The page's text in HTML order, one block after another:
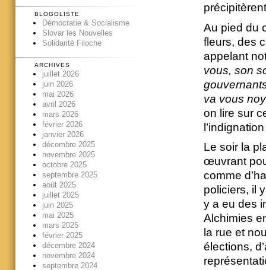
Au pied du
fleurs, des
appelant
vous, son
va vous
on lire sur
Le soir la
œuvrant
comme
policiers, il
y a eu des
Alchimies
la rue et
élections,
BLOGOLISTE
Démocratie & Socialisme
Slovar les Nouvelles
Solidarité Filoche
ARCHIVES
juillet 2026
juin 2026
mai 2026
avril 2026
mars 2026
février 2026
janvier 2026
décembre 2025
novembre 2025
octobre 2025
septembre 2025
août 2025
juillet 2025
juin 2025
mai 2025
mars 2025
février 2025
décembre 2024
novembre 2024
septembre 2024